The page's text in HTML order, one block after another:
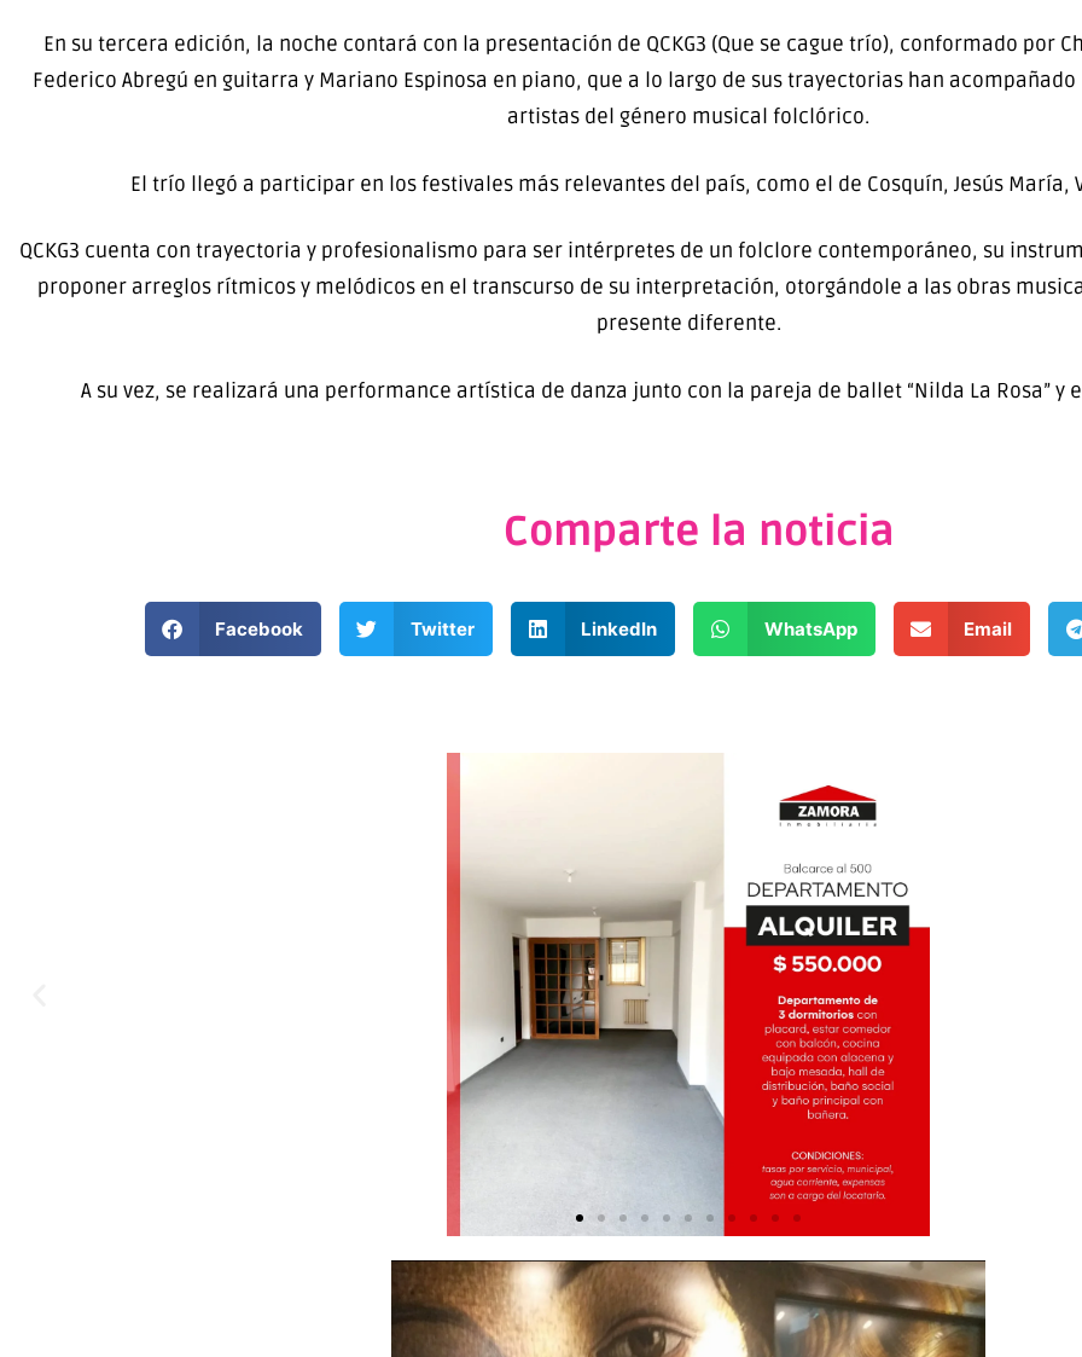
En su tercera edición, la noche contará con la presentación de QCKG3 (Que se cague trío), conformado por
Federico Abregú en guitarra y Mariano Espinosa en piano, que a lo largo de sus trayectorias han
artistas del género musical folclórico.
El trío llegó a participar en los festivales más relevantes del país, como el de Cosquín, Jesús María,
QCKG3 cuenta con trayectoria y profesionalismo para ser intérpretes de un folclore contemporáneo, su
proponer arreglos rítmicos y melódicos en el transcurso de su interpretación, otorgándole a las obras
presente diferente.
A su vez, se realizará una performance artística de danza junto con la pareja de ballet “Nilda La Rosa” y
Comparte la noticia
Facebook Twitter LinkedIn WhatsApp Email